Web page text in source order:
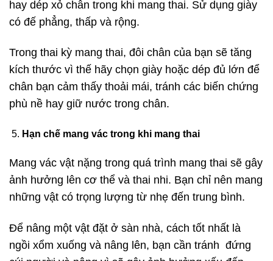
hay dép xỏ chân trong khi mang thai. Sử dụng giày
có đế phẳng, thấp và rộng.
Trong thai kỳ mang thai, đôi chân của bạn sẽ tăng
kích thước vì thế hãy chọn giày hoặc dép đủ lớn để
chân bạn cảm thấy thoải mái, tránh các biến chứng
phù nề hay giữ nước trong chân.
Hạn chế mang vác trong khi mang thai
Mang vác vật nặng trong quá trình mang thai sẽ gây
ảnh hưởng lên cơ thể và thai nhi. Bạn chỉ nên mang
những vật có trọng lượng từ nhẹ đến trung bình.
Để nâng một vật đặt ở sàn nhà, cách tốt nhất là
ngồi xổm xuống và nâng lên, bạn cần tránh đứng